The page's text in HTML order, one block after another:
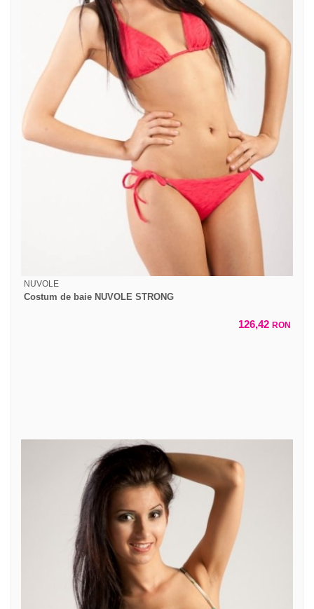
NUVOLE
Costum de baie NUVOLE STRONG
126,42 RON